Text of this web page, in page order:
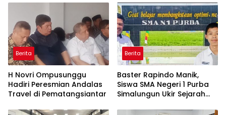
KETAMINE DI PERAIRAN
Program MBG
Berita
H Novri Ompusunggu
Hadiri Peresmian Andalas
Travel di Pematangsiantar
Berita
Baster Rapindo Manik,
Siswa SMA Negeri 1 Purba
Simalungun Ukir Sejarah